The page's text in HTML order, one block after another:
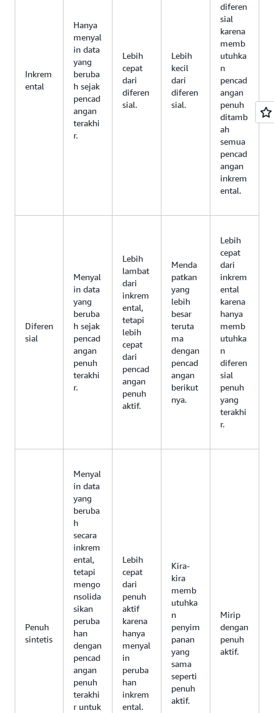
Inkrem
ental
Hanya
menyal
in data
yang
beruba
h sejak
pencad
angan
terakhi
r.
Lebih
cepat
dari
diferen
sial.
Lebih
kecil
dari
diferen
sial.
diferen
sial
karena
memb
utuhka
n
pencad
angan
penuh
ditamb
ah
semua
pencad
angan
inkrem
ental.
Diferen
sial
Menyal
in data
yang
beruba
h sejak
pencad
angan
penuh
terakhi
r.
Lebih
lambat
dari
inkrem
ental,
tetapi
lebih
cepat
dari
pencad
angan
penuh
aktif.
Menda
patkan
yang
lebih
besar
teruta
ma
dengan
pencad
angan
berikut
nya.
Lebih
cepat
dari
inkrem
ental
karena
hanya
memb
utuhka
n
diferen
sial
penuh
yang
terakhi
r.
Penuh
sintetis
Menyal
in data
yang
beruba
h
secara
inkrem
ental,
tetapi
mengo
nsolida
sikan
peruba
han
dengan
pencad
angan
penuh
terakhi
r untuk
Lebih
cepat
dari
penuh
aktif
karena
hanya
menyal
in
peruba
han
inkrem
ental.
Kira-
kira
memb
utuhka
n
penyim
panan
yang
sama
seperti
penuh
aktif.
Mirip
dengan
penuh
aktif.